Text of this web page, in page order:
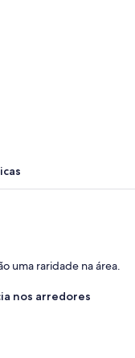
uma raridade na área.
nos arredores